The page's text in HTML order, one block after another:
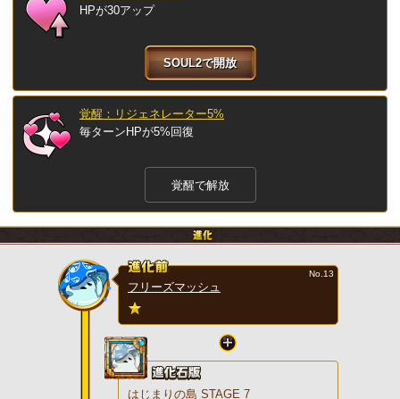
HPが30アップ
SOUL2で開放
覚醒：リジェネレーター5%
毎ターンHPが5%回復
覚醒で解放
フリーズマッシュ
No.13
はじまりの島 STAGE 7